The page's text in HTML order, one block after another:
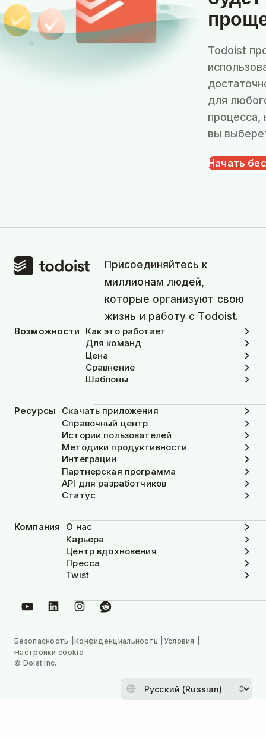
Todoist
для
процесса,
вы
Начать
Присоединяйтесь к
миллионам людей,
которые организуют свою
жизнь и работу с Todoist.
Возможности
Как это работает
Для команд
Цена
Сравнение
Шаблоны
Ресурсы
Скачать приложения
Справочный центр
Истории пользователей
Методики продуктивности
Интеграции
Партнерская программа
API для разработчиков
Статус
Компания
О нас
Карьера
Центр вдохновения
Пресса
Twist
Безопасность Конфиденциальность
Условия
Настройки cookie
© Doist Inc.